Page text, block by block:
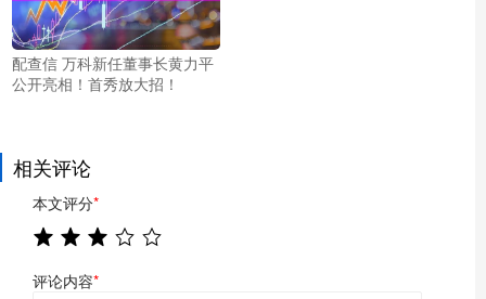
配查信 万科新任董事长黄力平
公开亮相！首秀放大招！
相关评论
本文评分*
评论内容*